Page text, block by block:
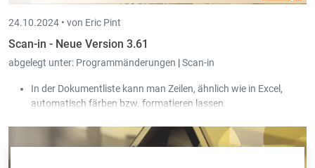
24.10.2024 • von Eric Pint
Scan-in - Neue Version 3.61
abgelegt unter: Programmänderungen |Scan-in
In der Dokumentliste kann man Zeilen, ähnlich wie in Excel,
automatisch färben bzw. formatieren lassen.
Handelsregisternummer aus Book-in automatisch in die Peppol
Rechnung übernommen.